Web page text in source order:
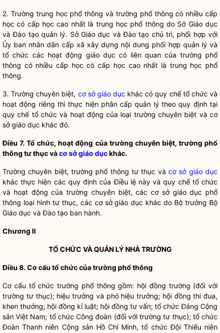
2. Trường trung học phổ thông và trường phổ thông có nhiều cấp
học có cấp học cao nhất là trung học phổ thông do Sở Giáo dục
và Đào tạo quản lý. Sở Giáo dục và Đào tạo chủ trì, phối hợp với
Ủy ban nhân dân cấp xã xây dựng nội dung phối hợp quản lý và
tổ chức các hoạt động giáo dục có liên quan của trường phổ
thông có nhiều cấp học có cấp học cao nhất là trung học phổ
thông.
3. Trường chuyên biệt, cơ sở giáo dục khác cóquy chếtổ chức và
hoạt động riêng thì thực hiện phân cấp quản lý theo quy định tại
quy chếtổ chức và hoạt động của loại trường chuyên biệt vàcơ
sở giáo dục khác đó.
Điều 7. Tổ chức, hoạt động của trường chuyên biệt, trường phổ
thông tư thục vàcơ sở giáo dụckhác.
Trường chuyên biệt, trường phổ thông tư thục và cơ sở giáo dục
khác thực hiện các quy định củaĐiều lệnày vàquy chếtổ chức
và hoạt động của trường chuyên biệt, các cơ sở giáo dục phổ
thông loại hình tư thục, các cơ sở giáo dục khác do Bộ trưởng Bộ
Giáo dục và Đào tạo ban hành.
Chương II
TỔ CHỨC VÀ QUẢN LÝ NHÀ TRƯỜNG
Điều 8. Cơ cấu tổ chức của trường phổ thông
Cơ cấu tổ chức trường phổ thông gồm: hội đồng trường (đối với
trường tư thục); hiệu trưởng và phó hiệu trưởng; hội đồng thi đua,
khen thưởng; hội đồng kỉ luật; hội đồng tư vấn; tổ chức Đảng Cộng
sản Việt Nam; tổ chức Công đoàn (đối với trường tư thục); tổ chức
Đoàn Thanh niên Cộng sản Hồ Chí Minh, tổ chức Đội Thiếu niên